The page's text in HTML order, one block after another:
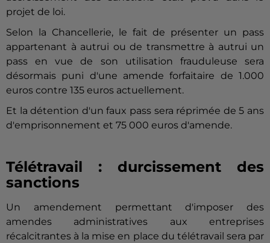
projet de loi.
Selon la Chancellerie, le fait de présenter un pass
appartenant à autrui ou de transmettre à autrui un
pass en vue de son utilisation frauduleuse sera
désormais puni d'une amende forfaitaire de 1.000
euros contre 135 euros actuellement.
Et la détention d'un faux pass sera réprimée de 5 ans
d'emprisonnement et 75 000 euros d'amende.
Télétravail : durcissement des
sanctions
Un amendement permettant d'imposer des
amendes administratives aux entreprises
récalcitrantes à la mise en place du télétravail sera par